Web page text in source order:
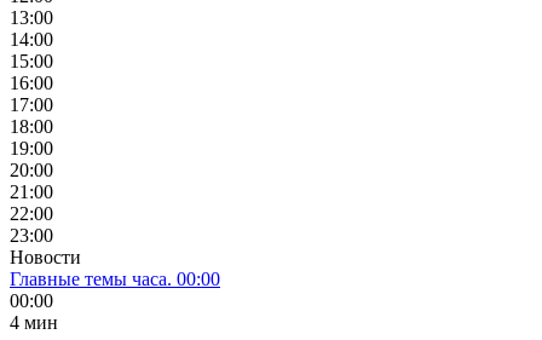
13:00
14:00
15:00
16:00
17:00
18:00
19:00
20:00
21:00
22:00
23:00
Новости
Главные темы часа. 00:00
00:00
4 мин